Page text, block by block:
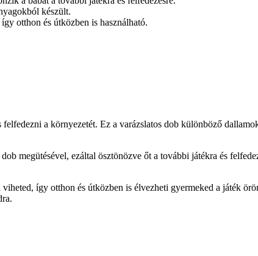
készült.
otthon és útközben is használható.
a környezetét. Ez a varázslatos dob különböző
megütésével, ezáltal ösztönözve őt a további játékra és
így otthon és útközben is élvezheti gyermeked a játék